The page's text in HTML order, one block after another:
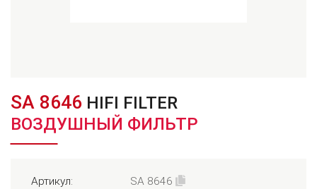
SA 8646 HIFI FILTER
ВОЗДУШНЫЙ ФИЛЬТР
Артикул: SA 8646